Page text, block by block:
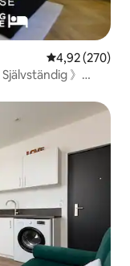
4,92 av 5 i
4,92 (270)
》